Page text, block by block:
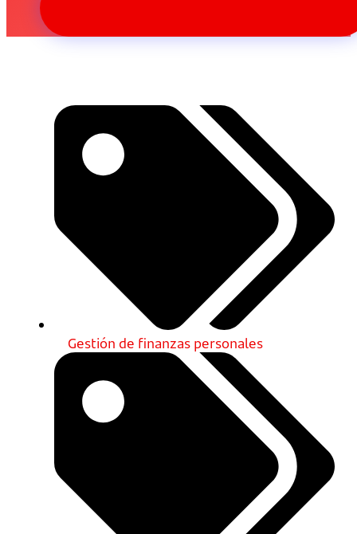
Gestión de finanzas personales